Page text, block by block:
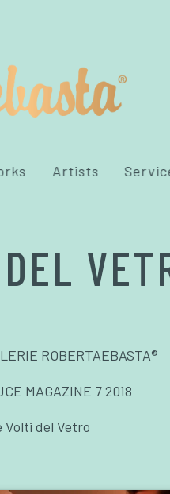
Artists
ROBERTAEBASTA®
MAGAZINE 7 2018
Volti del Vetro